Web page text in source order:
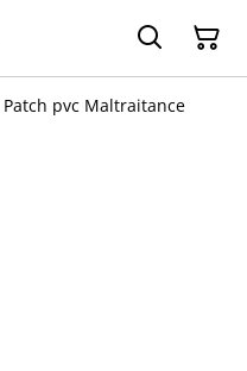
Patch pvc Maltraitance